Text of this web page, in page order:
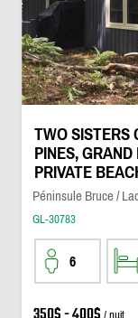
TWO SISTERS
PINES,
PRIVATE
Péninsule Bruce /
GL-30783
6
/ nuit